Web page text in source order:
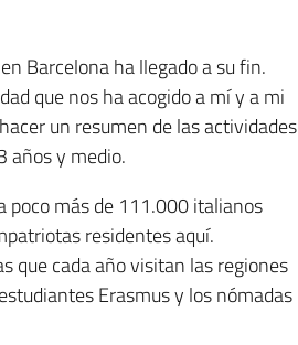
Barcelona ha llegado a su fin.
que nos ha acogido a mí y a mi
un resumen de las actividades
años y medio.
poco más de 111.000 italianos
residentes aquí.
que cada año visitan las regiones
Erasmus y los nómadas